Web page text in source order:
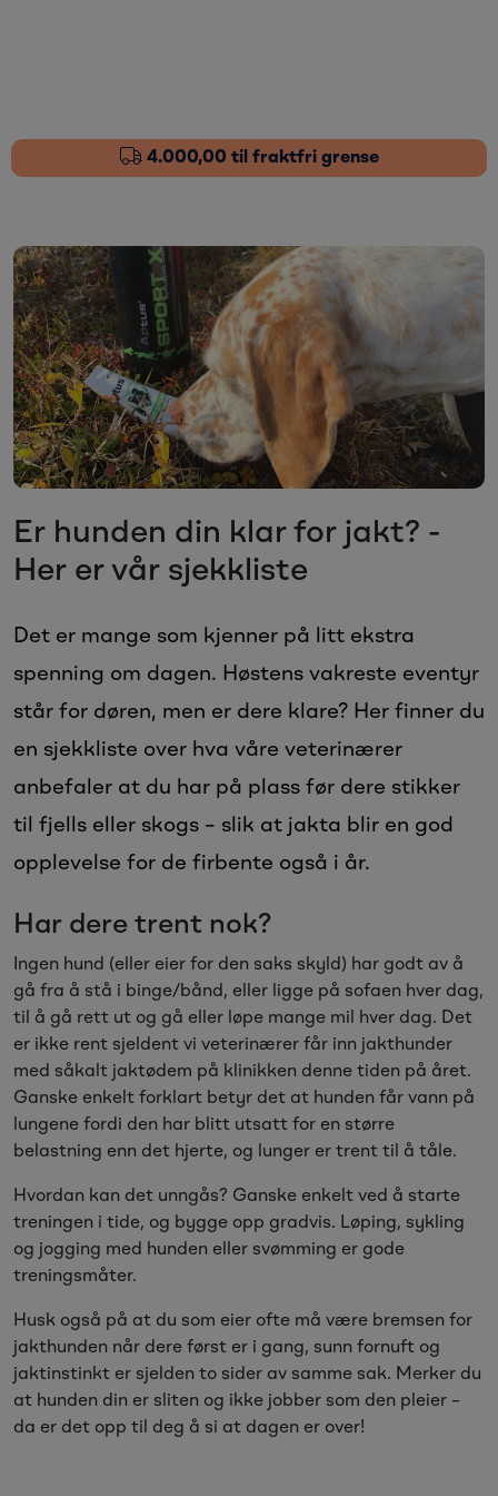
4.000,00 til fraktfri grense
Er hunden din klar for jakt? -
Her er vår sjekkliste
Det er mange som kjenner på litt ekstra
spenning om dagen. Høstens vakreste eventyr
står for døren, men er dere klare? Her finner du
en sjekkliste over hva våre veterinærer
anbefaler at du har på plass før dere stikker
til fjells eller skogs – slik at jakta blir en god
opplevelse for de firbente også i år.
Har dere trent nok?
Ingen hund (eller eier for den saks skyld) har godt av å
gå fra å stå i binge/bånd, eller ligge på sofaen hver dag,
til å gå rett ut og gå eller løpe mange mil hver dag. Det
er ikke rent sjeldent vi veterinærer får inn jakthunder
med såkalt jaktødem på klinikken denne tiden på året.
Ganske enkelt forklart betyr det at hunden får vann på
lungene fordi den har blitt utsatt for en større
belastning enn det hjerte, og lunger er trent til å tåle.
Hvordan kan det unngås? Ganske enkelt ved å starte
treningen i tide, og bygge opp gradvis. Løping, sykling
og jogging med hunden eller svømming er gode
treningsmåter.
Husk også på at du som eier ofte må være bremsen for
jakthunden når dere først er i gang, sunn fornuft og
jaktinstinkt er sjelden to sider av samme sak. Merker du
at hunden din er sliten og ikke jobber som den pleier –
da er det opp til deg å si at dagen er over!
Pleieprodukter
Stressdempende
Øvrige varer
Nyheter
Kampanjer
Sesongvarer
Salgsvarer